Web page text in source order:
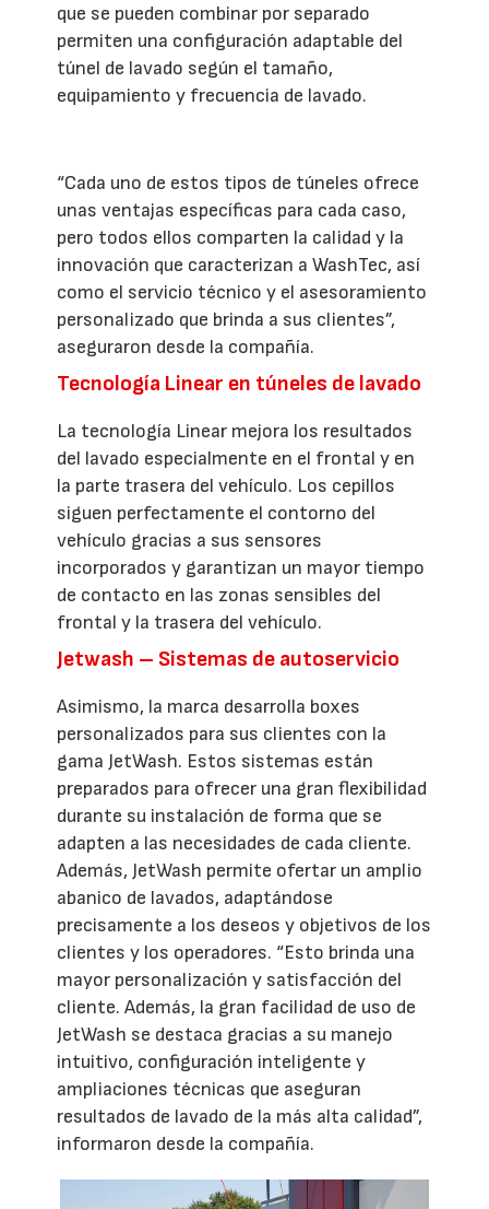
que se pueden combinar por separado
permiten una configuración adaptable del
túnel de lavado según el tamaño,
equipamiento y frecuencia de lavado.
“Cada uno de estos tipos de túneles ofrece
unas ventajas específicas para cada caso,
pero todos ellos comparten la calidad y la
innovación que caracterizan a WashTec, así
como el servicio técnico y el asesoramiento
personalizado que brinda a sus clientes”,
aseguraron desde la compañía.
Tecnología Linear en túneles de lavado
La tecnología Linear mejora los resultados
del lavado especialmente en el frontal y en
la parte trasera del vehículo. Los cepillos
siguen perfectamente el contorno del
vehículo gracias a sus sensores
incorporados y garantizan un mayor tiempo
de contacto en las zonas sensibles del
frontal y la trasera del vehículo.
Jetwash – Sistemas de autoservicio
Asimismo, la marca desarrolla boxes
personalizados para sus clientes con la
gama JetWash. Estos sistemas están
preparados para ofrecer una gran flexibilidad
durante su instalación de forma que se
adapten a las necesidades de cada cliente.
Además, JetWash permite ofertar un amplio
abanico de lavados, adaptándose
precisamente a los deseos y objetivos de los
clientes y los operadores. “Esto brinda una
mayor personalización y satisfacción del
cliente. Además, la gran facilidad de uso de
JetWash se destaca gracias a su manejo
intuitivo, configuración inteligente y
ampliaciones técnicas que aseguran
resultados de lavado de la más alta calidad”,
informaron desde la compañía.